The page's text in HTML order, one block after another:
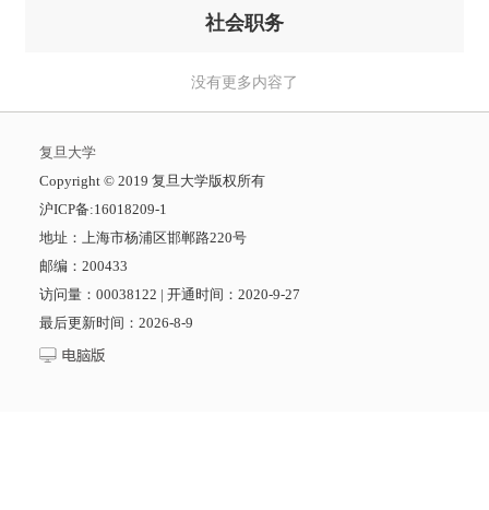
社会职务
没有更多内容了
复旦大学
​Copyright © 2019 复旦大学版权所有
沪ICP备:16018209-1
地址：上海市杨浦区邯郸路220号
邮编：200433
访问量： 00038122 | 开通时间： 2020-9-27
最后更新时间： 2026-8-9